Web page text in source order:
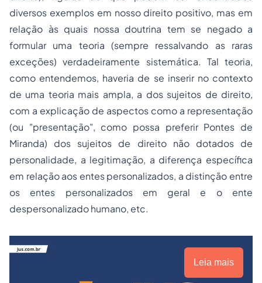
diversos exemplos em nosso direito positivo, mas em
relação às quais nossa doutrina tem se negado a
formular uma teoria (sempre ressalvando as raras
exceções) verdadeiramente sistemática. Tal teoria,
como entendemos, haveria de se inserir no contexto
de uma teoria mais ampla, a dos sujeitos de direito,
com a explicação de aspectos como a representação
(ou "presentação", como possa preferir Pontes de
Miranda) dos sujeitos de direito não dotados de
personalidade, a legitimação, a diferença específica
em relação aos entes personalizados, a distinção entre
os entes personalizados em geral e o ente
despersonalizado humano, etc.
Leia mais